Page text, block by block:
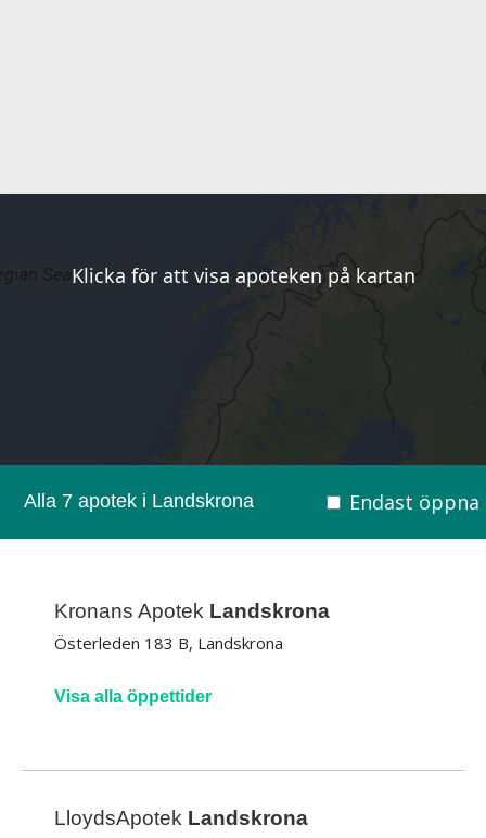
Klicka för att visa apoteken på kartan
Alla 7 apotek i Landskrona Endast
Kronans Apotek Landskrona
Österleden 183 B, Landskrona
Visa alla öppettider
LloydsApotek Landskrona